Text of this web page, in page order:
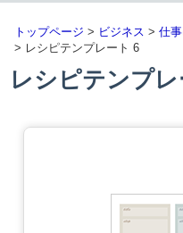
トップページ > ビジネス > 仕
> レシピテンプレート 6
レシピテンプ